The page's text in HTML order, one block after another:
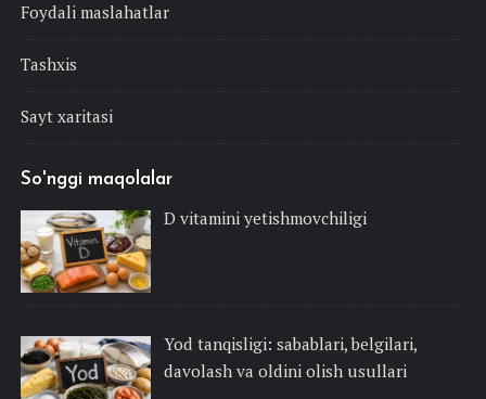
Foydali maslahatlar
Tashxis
Sayt xaritasi
So'nggi maqolalar
D vitamini yetishmovchiligi
Yod tanqisligi: sabablari, belgilari,
davolash va oldini olish usullari